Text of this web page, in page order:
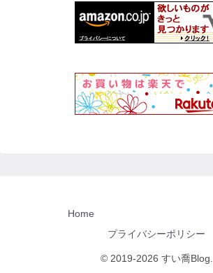
Home
プライバシーポリシー
© 2019-2026 すい喬Blog.